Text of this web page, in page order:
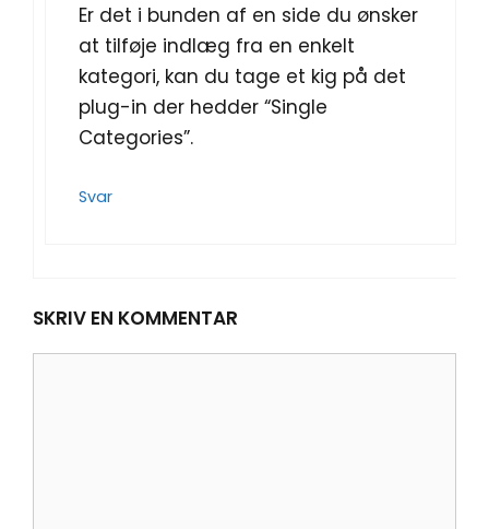
Er det i bunden af en side du ønsker
at tilføje indlæg fra en enkelt
kategori, kan du tage et kig på det
plug-in der hedder “Single
Categories”.
Svar
SKRIV EN KOMMENTAR